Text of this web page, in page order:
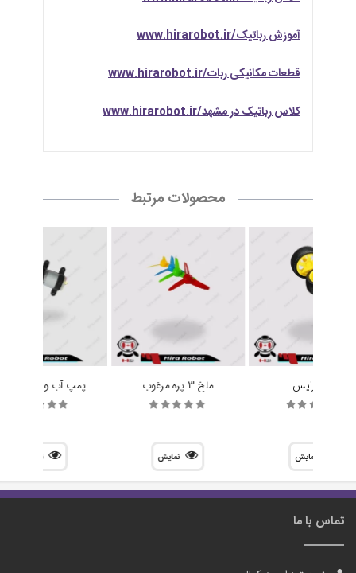
آموزش رباتیک/www.hirarobot.ir
قطعات مکانیکی ربات/www.hirarobot.ir
کلاس رباتیک در مشهد/www.hirarobot.ir
محصولات مرتبط
چرخ رایس
نمایش
ملخ 3 پره مرغوب
نمایش
پمپ آب و هوا R385
تماس با ما